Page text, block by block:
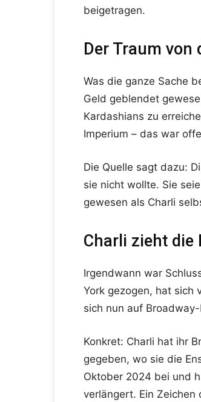
beigetragen.
Der Traum von
Was die ganze Sache
Geld geblendet
Kardashians zu
Imperium – das war
Die Quelle sagt dazu:
sie nicht wollte. Sie
gewesen als Charli
Charli zieht die
Irgendwann war
York gezogen, hat sich
sich nun auf
Konkret: Charli hat ihr
gegeben, wo sie die
Oktober 2024 bei und
verlängert. Ein